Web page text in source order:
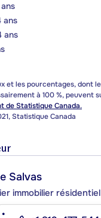
ans
ans
et les pourcentages, dont
à 100 %, peuvent
de Statistique Canada.
Statistique Canada
Salvas
immobilier résidentiel